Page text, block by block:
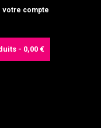
votre compte
- 0,00 €